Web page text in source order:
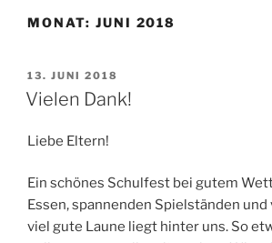
MONAT: JUNI 2018
VERÖFFENTLICHT
AM
13. JUNI 2018
Vielen Dank!
Liebe Eltern!
Ein schönes Schulfest bei gutem
Essen, spannenden Spielständen und
viel gute Laune liegt hinter uns. So